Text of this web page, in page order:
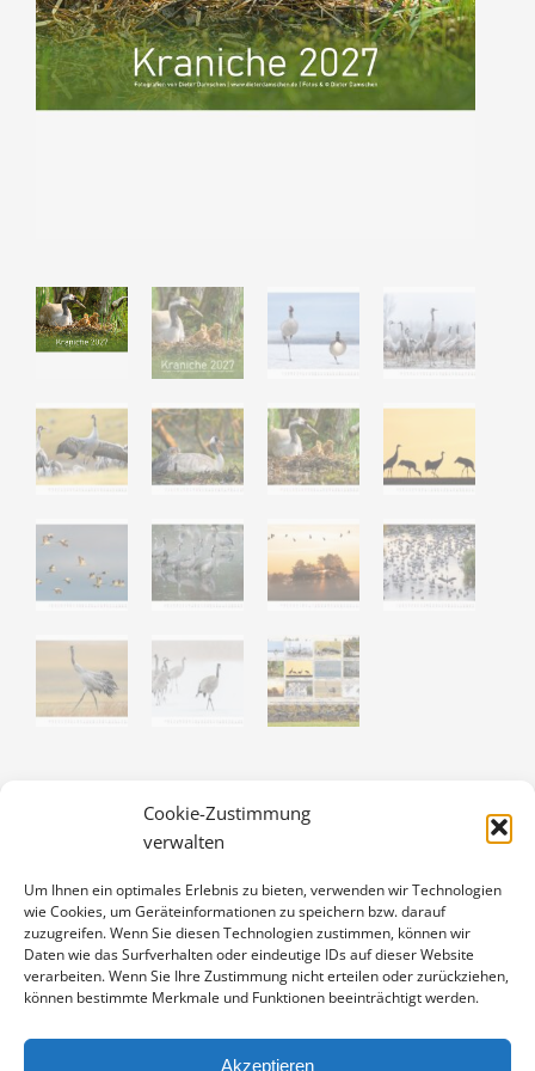
Cookie-Zustimmung
verwalten
Um Ihnen ein optimales Erlebnis zu bieten, verwenden wir Technologien
wie Cookies, um Geräteinformationen zu speichern bzw. darauf
zuzugreifen. Wenn Sie diesen Technologien zustimmen, können wir
Daten wie das Surfverhalten oder eindeutige IDs auf dieser Website
verarbeiten. Wenn Sie Ihre Zustimmung nicht erteilen oder zurückziehen,
können bestimmte Merkmale und Funktionen beeinträchtigt werden.
Akzeptieren
KRANICHE 2027 – DIN A3
Enthält 19% Mwst.
12 beeindruckende Fotos aus dem Jahreslauf der Vögel des
Glücks auf 250 g mattem Bilderdruckpapier, Seitenformat DIN A3
(29,7 x 42 cm).
KRANICHE
IN DEN WARENKORB